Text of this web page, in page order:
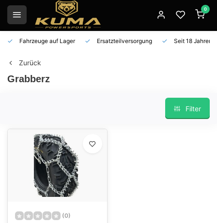
0
Fahrzeuge auf Lager Ersatzteilversorgung Seit 18 Jahren
Zurück
Grabberz
Filter
(0)